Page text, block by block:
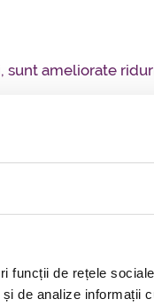
funcții de rețele
de analize informații
ameliorate
odihna) in anagen